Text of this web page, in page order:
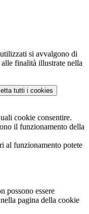
si avvalgono di
finalità illustrate nella
tutti i cookies
cookie consentire.
il funzionamento della
al funzionamento potete
possono essere
pagina della cookie